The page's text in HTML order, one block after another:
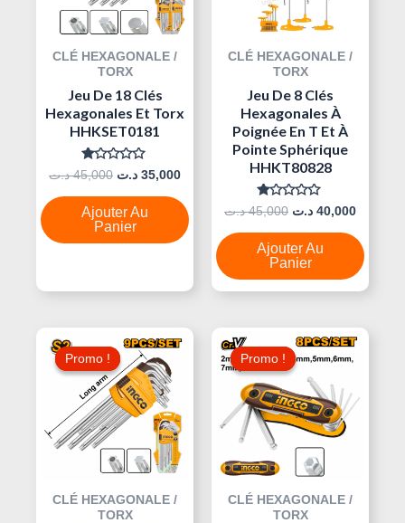
CLÉ HEXAGONALE /
TORX
Jeu De 18 Clés
Hexagonales Et Torx
HHKSET0181
Note
0
Sur
5
45,000 د.ت 35,000 د.ت
Ajouter Au
Panier
CLÉ HEXAGONALE /
TORX
Jeu De 8 Clés
Hexagonales À
Poignée En T Et À
Pointe Sphérique
HHKT80828
Note
0
Sur
5
45,000 د.ت 40,000 د.ت
Ajouter Au
Panier
Promo !
Promo !
CLÉ HEXAGONALE /
TORX
Prix
Initial
Était :
Le
15,000 د.ت.
Promo !
Promo !
CLÉ HEXAGONALE /
TORX
Le
Prix
Initial
Était :
20,000 د.ت.
Le